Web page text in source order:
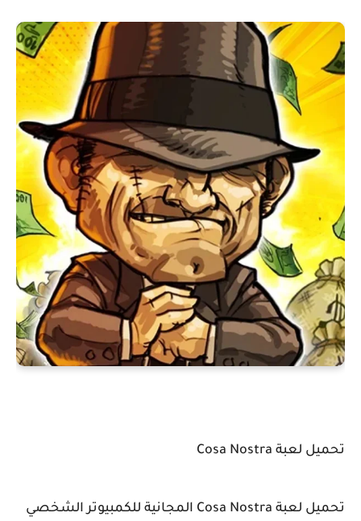
تحميل لعبة Cosa Nostra
تحميل لعبة Cosa Nostra المجانية للكمبيوتر الشخصي